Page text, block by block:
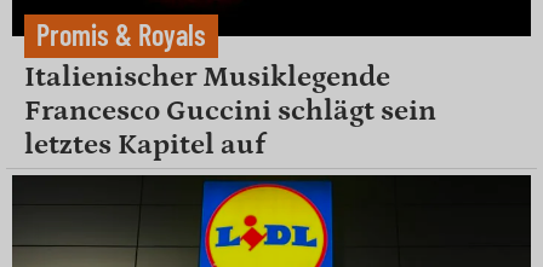
Promis & Royals
Italienischer Musiklegende
Francesco Guccini schlägt sein
letztes Kapitel auf